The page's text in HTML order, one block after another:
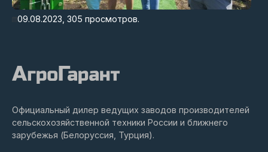
09.08.2023, 305 просмотров.
Официальный дилер ведущих заводов производителей
сельскохозяйственной техники России и ближнего
зарубежья (Белоруссия, Турция).